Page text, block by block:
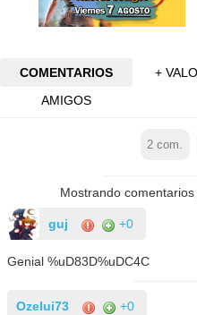
COMENTARIOS
+
AMIGOS
2 com.
Mostrando
guj +0
Genial %uD83D%uDC4C
Ozelui73 +0